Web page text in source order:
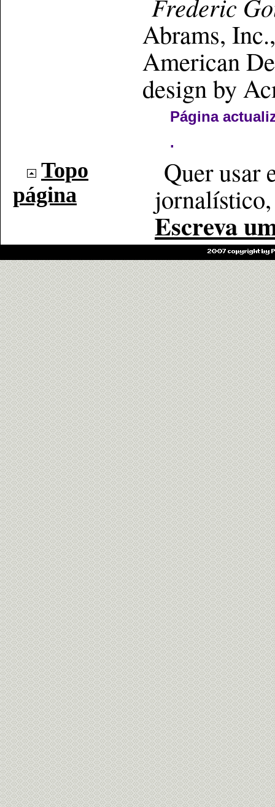
Frederic
Abrams,
American
design by
Página
.
Topo
página
Quer usar
Escreva